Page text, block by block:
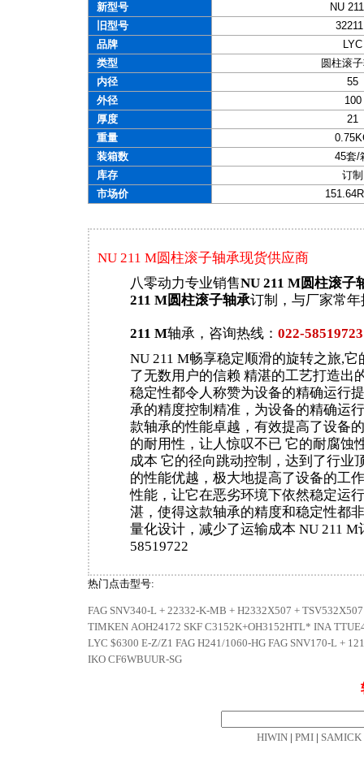
新型号
NU
旧型号
品牌
LYC
类型
圆柱滚
内径
55
外径
100
厚度
21
重量
装箱数
45套/
库存
订制
市场价
NU 211 M圆柱滚子轴承现货供应商
八零动力专业销售NU 211 M圆柱滚子
211 M圆柱滚子轴承订制，与厂家常
211 M轴承，咨询热线： 022-58519723
NU 211 M畅享稳定顺滑的旋转之旅,
了无数用户的信赖 精湛的工艺打造出
稳定性都令人称赞为设备的精确运行
承的精度控制精准，为设备的精确运
款轴承的性能卓越，有效提高了设备
的耐用性，让人惊叹不已 它的耐腐蚀
成本 它的径向跳动控制，达到了行业
的性能优越，极大地提高了设备的工
性能，让它在恶劣环境下依然稳定运
湛，使得这款轴承的精度和稳定性都
量化设计，减少了运输成本 NU 211 M
58519722
热门点击型号:
FAG SNV340-L + 22332-K-MB + H2332X507 + TSV532X507
TIMKEN AOH24172 SKF C3152K+OH3152HTL* INA
LYC $6300 E-Z/Z1 FAG H241/1060-HG FAG SNV170-L +
IKO CF6WBUUR-SG
HIWIN| PMI| SAMICK